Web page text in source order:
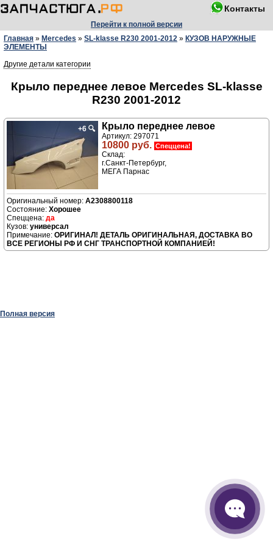
Контакты
Перейти к полной версии
Главная » Mercedes » SL-klasse R230 2001-2012 » КУЗОВ НАРУЖНЫЕ
ЭЛЕМЕНТЫ
Другие детали категории
Крыло переднее левое Mercedes SL-klasse
R230 2001-2012
+6 🔍 Крыло переднее левое
Артикул: 297071
10800 руб. Спеццена!
Склад:
г.Санкт-Петербург,
МЕГА Парнас
A2308800118
Хорошее
да
универсал
ОРИГИНАЛ! ДЕТАЛЬ ОРИГИНАЛЬНАЯ, ДОСТАВКА ВО
ВСЕ РЕГИОНЫ РФ И СНГ ТРАНСПОРТНОЙ КОМПАНИЕЙ!
Полная версия